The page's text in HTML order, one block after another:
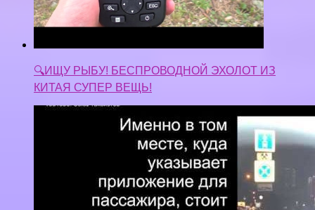
🔍ИЩУ РЫБУ! БЕСПРОВОДНОЙ ЭХОЛОТ ИЗ
КИТАЯ СУПЕР ВЕЩЬ!